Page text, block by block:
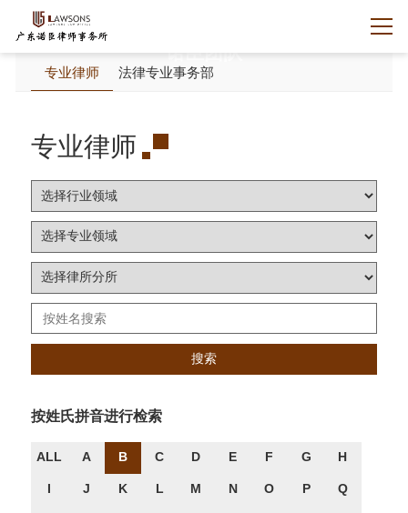
诺臣团队
专业律师 法律专业事务部
专业律师
搜索
按姓氏拼音进行检索
ALL A B C D E F G H
I J K L M N O P Q